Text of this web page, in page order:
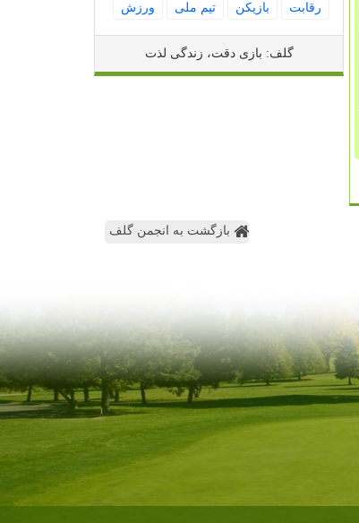
رقابت
بازیكن تیم ملی ورزش
گلف: بازی دقت، زندگی لذت
بازگشت به انجمن گلف